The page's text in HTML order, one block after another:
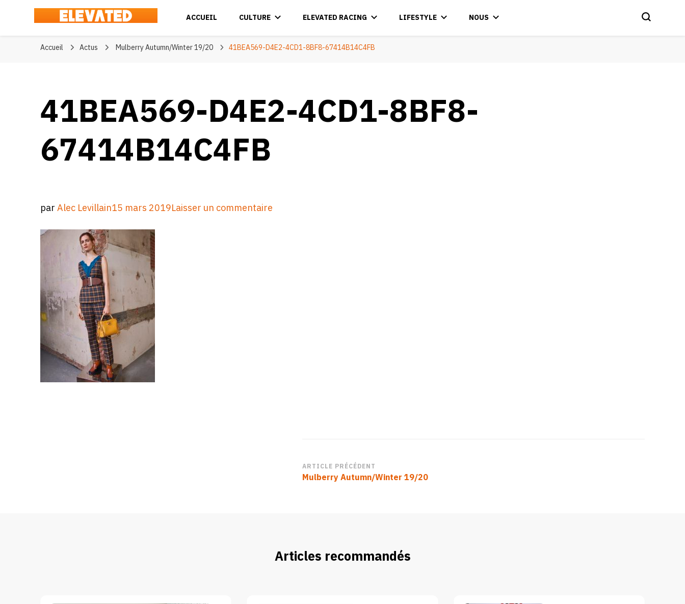
Elevated
ACCUEIL CULTURE ELEVATED RACING LIFESTYLE NOUS
Accueil Actus Mulberry Autumn/Winter 19/20 41BEA569-D4E2-4CD1-8BF8-67414B14C4FB
41BEA569-D4E2-4CD1-8BF8-
67414B14C4FB
parAlec Levillain15 mars 2019Laisser un commentaire
Navigation
d’article
ARTICLE PRÉCÉDENT
Mulberry Autumn/Winter 19/20
Articles recommandés